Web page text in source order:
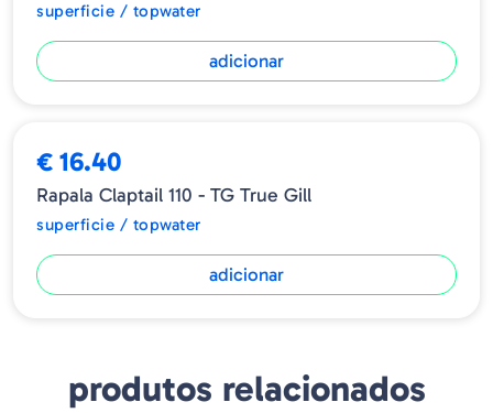
superficie / topwater
adicionar
€ 16.40
Rapala Claptail 110 - TG True Gill
superficie / topwater
adicionar
produtos relacionados